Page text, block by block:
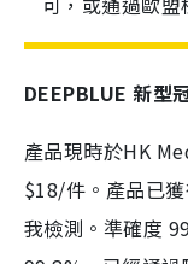
DEEPBLUE 新型
產品現時於HK
$18/件。產品已
我檢測。準確度